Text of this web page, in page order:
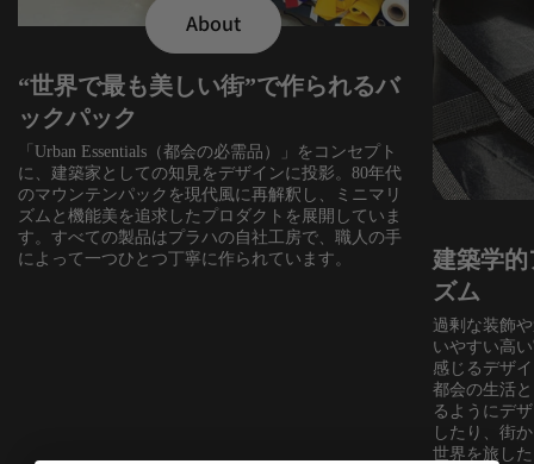
About
“世界で最も美しい街”で作られるバ
ックパック
「Urban Essentials（都会の必需品）」をコンセプト
に、建築家としての知見をデザインに投影。80年代
のマウンテンパックを現代風に再解釈し、ミニマリ
ズムと機能美を追求したプロダクトを展開していま
す。すべての製品はプラハの自社工房で、職人の手
によって一つひとつ丁寧に作られています。
建築学
ズム
過剰な装飾
いやすい高
感じるデザ
都会の生活
るようにデ
したり、街
世界を旅し